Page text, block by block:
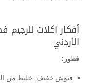
أفكار اكلات
الأردني
فطور:
فتوش خفيف: خليط من